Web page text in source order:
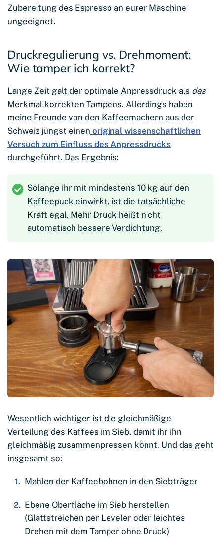
Zubereitung des Espresso an eurer Maschine
ungeeignet.
Druckregulierung vs. Drehmoment:
Wie tamper ich korrekt?
Lange Zeit galt der optimale Anpressdruck als das
Merkmal korrekten Tampens. Allerdings haben
meine Freunde von den Kaffeemachern aus der
Schweiz jüngst einen original wissenschaftlichen
Versuch zum Einfluss des Anpressdrucks
durchgeführt. Das Ergebnis:
Solange ihr mit mindestens 10 kg auf den
Kaffeepuck einwirkt, ist die tatsächliche
Kraft egal. Mehr Druck heißt nicht
automatisch bessere Verdichtung.
Wesentlich wichtiger ist die gleichmäßige
Verteilung des Kaffees im Sieb, damit ihr ihn
gleichmäßig zusammenpressen könnt. Und das geht
insgesamt so:
Mahlen der Kaffeebohnen in den Siebträger
Ebene Oberfläche im Sieb herstellen
(Glattstreichen per Leveler oder leichtes
Drehen mit dem Tamper ohne Druck)